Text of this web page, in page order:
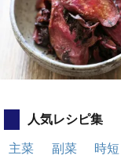
人気レシピ集
主菜 副菜 時